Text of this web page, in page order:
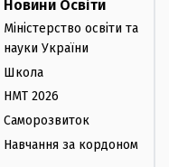
Новини Освіти
Міністерство освіти та
науки України
Школа
НМТ 2026
Саморозвиток
Навчання за кордоном